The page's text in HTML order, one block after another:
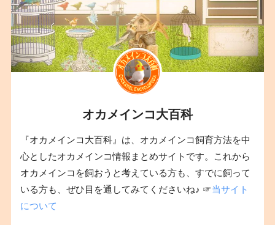
オカメインコ大百科
『オカメインコ大百科』は、オカメインコ飼育方法を中
心としたオカメインコ情報まとめサイトです。これから
オカメインコを飼おうと考えている方も、すでに飼って
いる方も、ぜひ目を通してみてくださいね♪ ☞当サイト
について